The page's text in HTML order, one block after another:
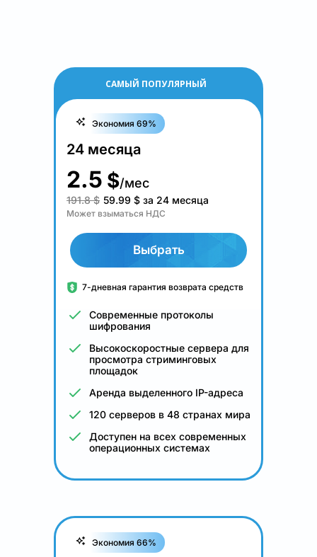
САМЫЙ ПОПУЛЯРНЫЙ
Экономия 69%
24 месяца
2.5 $/мес
191.8 $ 59.99 $ за 24 месяца
Может взыматься НДС
Выбрать
7-дневная гарантия возврата средств
Современные протоколы
шифрования
Высокоскоростные сервера для
просмотра стриминговых
площадок
Аренда выделенного IP-адреса
120 серверов в 48 странах мира
Доступен на всех современных
операционных системах
Экономия 66%